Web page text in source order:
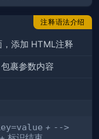
注释语法介绍
添加 HTML注释
裹参数内容
+ -->